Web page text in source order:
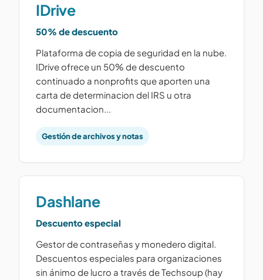
IDrive
50% de descuento
Plataforma de copia de seguridad en la nube.
IDrive ofrece un 50% de descuento
continuado a nonprofits que aporten una
carta de determinacion del IRS u otra
documentacion...
Gestión de archivos y notas
Dashlane
Descuento especial
Gestor de contraseñas y monedero digital.
Descuentos especiales para organizaciones
sin ánimo de lucro a través de Techsoup (hay